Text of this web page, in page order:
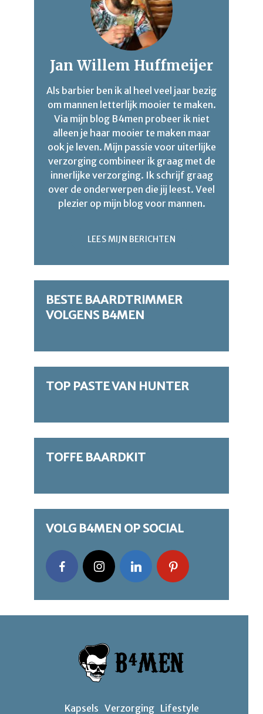
Jan Willem Huffmeijer
Als barbier ben ik al heel veel jaar bezig
om mannen letterlijk mooier te maken.
Via mijn blog B4men probeer ik niet
alleen je haar mooier te maken maar
ook je leven. Mijn passie voor uiterlijke
verzorging combineer ik graag met de
innerlijke verzorging. Ik schrijf graag
over de onderwerpen die jij leest. Veel
plezier op mijn blog voor mannen.
LEES MIJN BERICHTEN
BESTE BAARDTRIMMER
VOLGENS B4MEN
TOP PASTE VAN HUNTER
TOFFE BAARDKIT
VOLG B4MEN OP SOCIAL
Kapsels Verzorging Lifestyle